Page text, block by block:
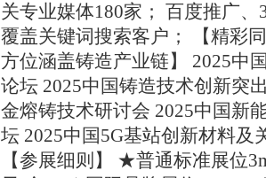
关专业媒体180家； 百度推广
覆盖关键词搜索客户； 【精彩
方位涵盖铸造产业链】 2025中
论坛 2025中国铸造技术创新突
金熔铸技术研讨会 2025中国新
坛 2025中国5G基站创新材料及
【参展细则】 ★普通标准展位